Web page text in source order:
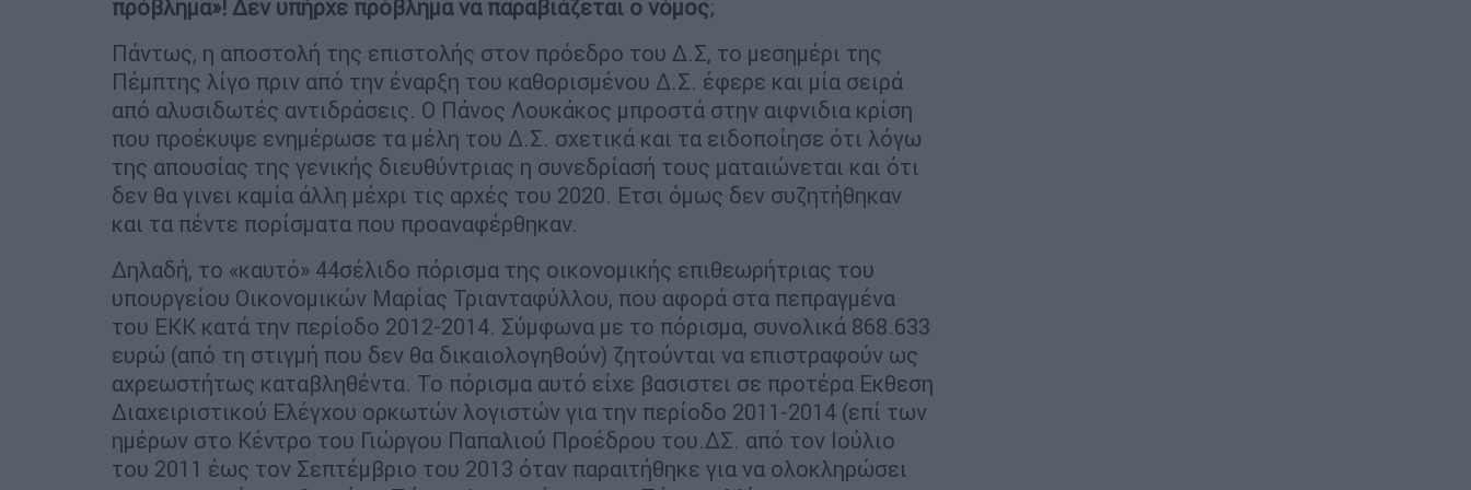
πρόβλημα»! Δεν υπήρχε πρόβλημα να παραβιάζεται ο νόμος;
Πάντως, η αποστολή της επιστολής στον πρόεδρο του Δ.Σ, το μεσημέρι της
Πέμπτης λίγο πριν από την έναρξη του καθορισμένου Δ.Σ. έφερε και μία σειρά
από αλυσιδωτές αντιδράσεις. Ο Πάνος Λουκάκος μπροστά στην αιφνιδια κρίση
που προέκυψε ενημέρωσε τα μέλη του Δ.Σ. σχετικά και τα ειδοποίησε ότι λόγω
της απουσίας της γενικής διευθύντριας η συνεδρίασή τους ματαιώνεται και ότι
δεν θα γινει καμία άλλη μέχρι τις αρχές του 2020. Ετσι όμως δεν συζητήθηκαν
και τα πέντε πορίσματα που προαναφέρθηκαν.
Δηλαδή, το «καυτό» 44σέλιδο πόρισμα της οικονομικής επιθεωρήτριας του
υπουργείου Οικονομικών Μαρίας Τριανταφύλλου, που αφορά στα πεπραγμένα
του ΕΚΚ κατά την περίοδο 2012-2014. Σύμφωνα με το πόρισμα, συνολικά 868.633
ευρώ (από τη στιγμή που δεν θα δικαιολογηθούν) ζητούνται να επιστραφούν ως
αχρεωστήτως καταβληθέντα. Το πόρισμα αυτό είχε βασιστει σε προτέρα Εκθεση
Διαχειριστικού Ελέγχου ορκωτών λογιστών για την περίοδο 2011-2014 (επί των
ημέρων στο Κέντρο του Γιώργου Παπαλιού Προέδρου του.ΔΣ. από τον Ιούλιο
του 2011 έως τον Σεπτέμβριο του 2013 όταν παραιτήθηκε για να ολοκληρώσει